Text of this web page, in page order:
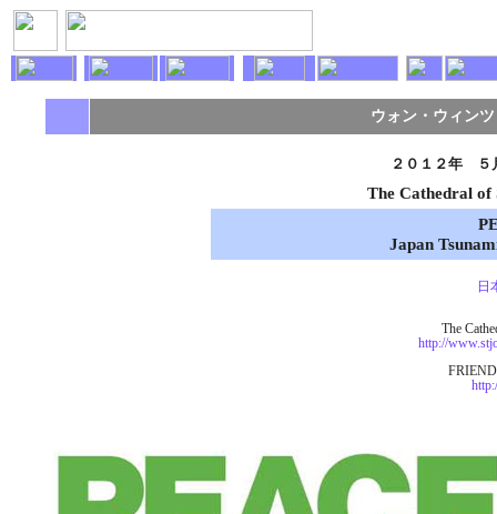
ウォン・ウィン
２０１２年 ５
The Cathedral of
Japan
日
The
http://